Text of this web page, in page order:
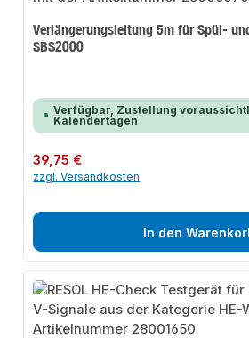
Verlängerungsleitung 5m für Spül-
SBS2000
Verfügbar, Zustellung
Kalendertagen
Regulärer Preis:
39,75 €
zzgl. Versandkosten
In den